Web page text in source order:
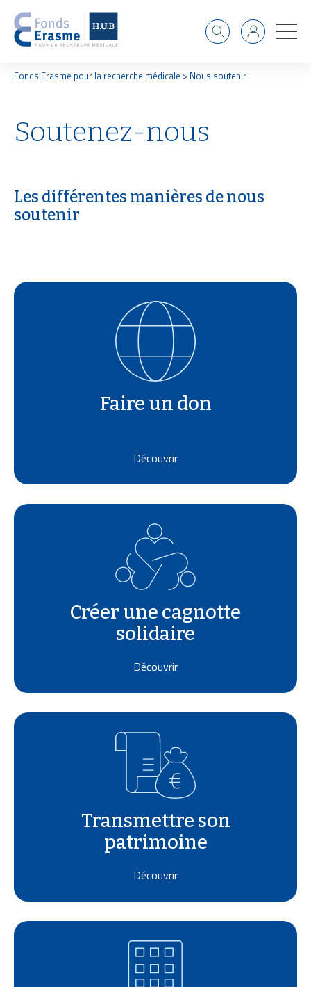
RechercheIdentifiant
F
A
n
e
Fonds Erasme pour la recherche médicale Nous soutenir
Soutenez-nous
Les différentes manières de nous
soutenir
Faire un don
Découvrir
Créer une cagnotte
solidaire
Découvrir
Transmettre son
patrimoine
Découvrir